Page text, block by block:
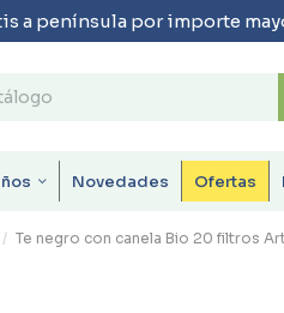
a península por importe
Novedades Ofertas
Te negro con canela Bio 20 filtros